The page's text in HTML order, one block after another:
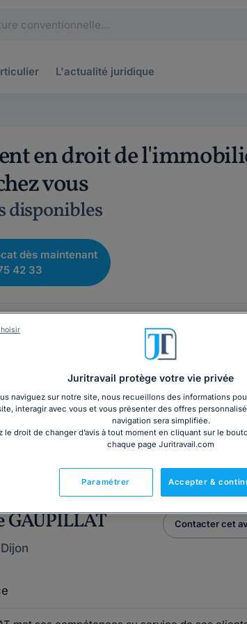
L'actualité juridique
en droit de
vous
disponibles
dès maintenant
42 33
Barreau de Rouen, j'interviens plus
: droit du travail...Lire la suite
Contacter cet
Juritravail protège votre vie privée
naviguez sur notre site, nous recueillons des informations
interagir avec vous et vous présenter des offres
navigation sera simplifiée.
le droit de changer d’avis à tout moment en cliquant sur le
chaque page Juritravail.com
Accepter &
Paramétrer